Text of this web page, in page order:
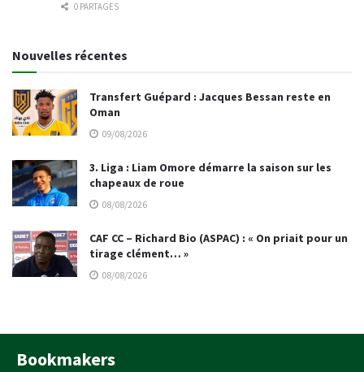
0 PARTAGES
Nouvelles récentes
Transfert Guépard : Jacques Bessan reste en
Oman
09/08/2026
3. Liga : Liam Omore démarre la saison sur les
chapeaux de roue
08/08/2026
CAF CC – Richard Bio (ASPAC) : « On priait pour un
tirage clément… »
08/08/2026
Bookmakers